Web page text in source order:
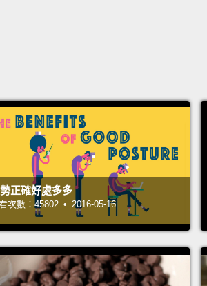
正確好處多多
次數：45802 • 2016-05-16